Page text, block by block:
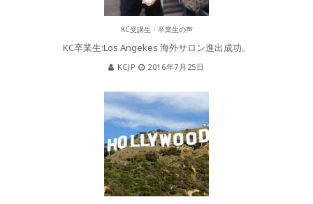
KC受講生・卒業生の声
KC卒業生:Los Angekes 海外サロン進出成功。
KCJP 2016年7月25日